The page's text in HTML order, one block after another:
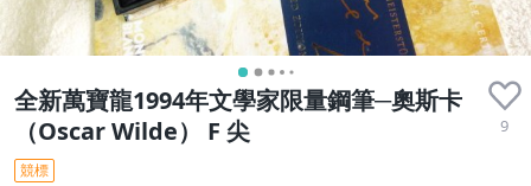
全新萬寶龍1994年文學家限量鋼筆─奧斯卡
（Oscar Wilde） F 尖
9
競標